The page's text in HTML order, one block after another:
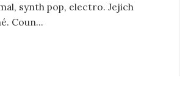
synth pop, electro. Jejich
Coun...